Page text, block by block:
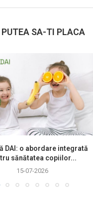
PUTEA SA-TI PLACA
DAI: o abordare integrată
sănătatea copiilor...
15-07-2026